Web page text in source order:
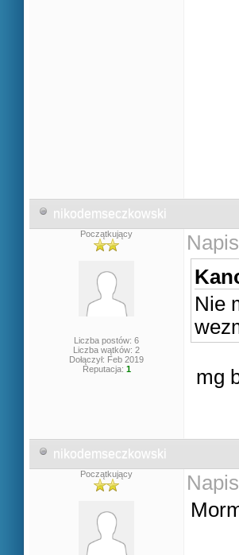
nikodemseczkowski
Początkujący
Liczba postów: 6
Liczba wątków: 2
Dołączył: Feb 2019
Reputacja: 1
Nie
mg
nikodemseczkowski
Początkujący